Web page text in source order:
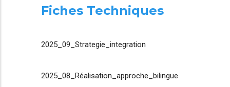
Fiches Techniques
2025_09_Strategie_integration
2025_08_Réalisation_approche_bilingue